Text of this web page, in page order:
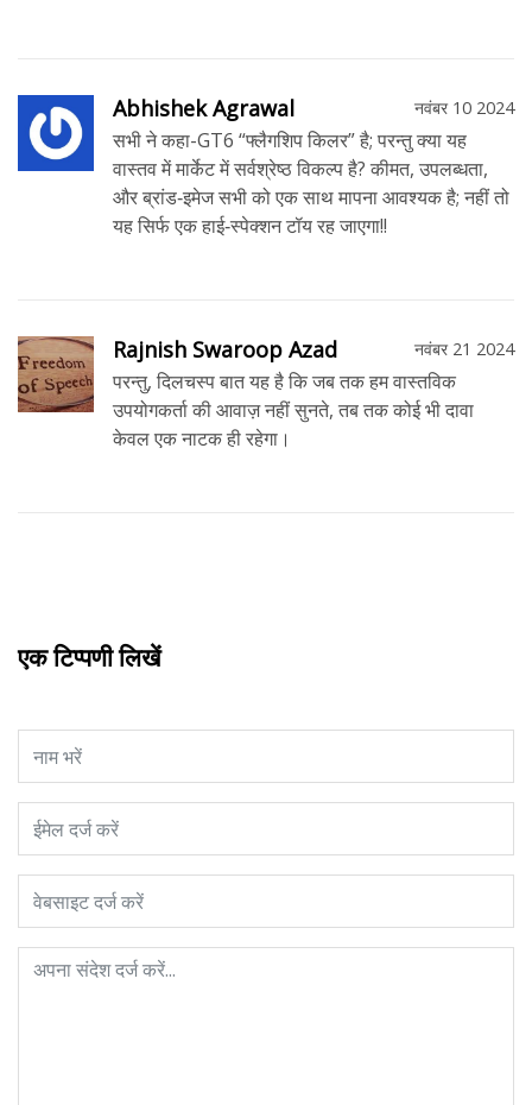
Abhishek Agrawal नवंबर 10 2024
सभी ने कहा-GT6 “फ्लैगशिप किलर” है; परन्तु क्या यह
वास्तव में मार्केट में सर्वश्रेष्ठ विकल्प है? कीमत, उपलब्धता,
और ब्रांड‑इमेज सभी को एक साथ मापना आवश्यक है; नहीं तो
यह सिर्फ एक हाई‑स्पेक्शन टॉय रह जाएगा!!
Rajnish Swaroop Azad नवंबर 21 2024
परन्तु, दिलचस्प बात यह है कि जब तक हम वास्तविक
उपयोगकर्ता की आवाज़ नहीं सुनते, तब तक कोई भी दावा
केवल एक नाटक ही रहेगा।
एक टिप्पणी लिखें